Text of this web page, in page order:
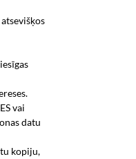
vai
datu
kopiju,